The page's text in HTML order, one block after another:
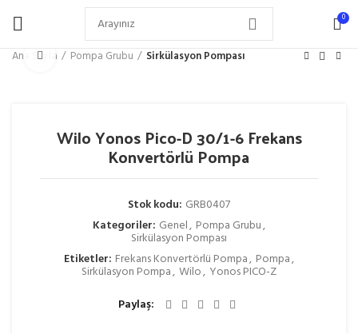
0
Ana Sayfa Pompa Grubu Sirkülasyon Pompası
Büyütmek için tıklayın
Wilo Yonos Pico-D 30/1-6 Frekans
Konvertörlü Pompa
Stok kodu: GRB0407
Kategoriler: Genel, Pompa Grubu,
Sirkülasyon Pompası
Etiketler: Frekans Konvertörlü Pompa, Pompa,
Sirkülasyon Pompa, Wilo, Yonos PICO-Z
Paylaş